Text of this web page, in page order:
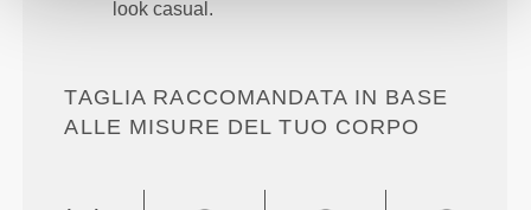
look casual.
TAGLIA RACCOMANDATA IN BASE
ALLE MISURE DEL TUO CORPO